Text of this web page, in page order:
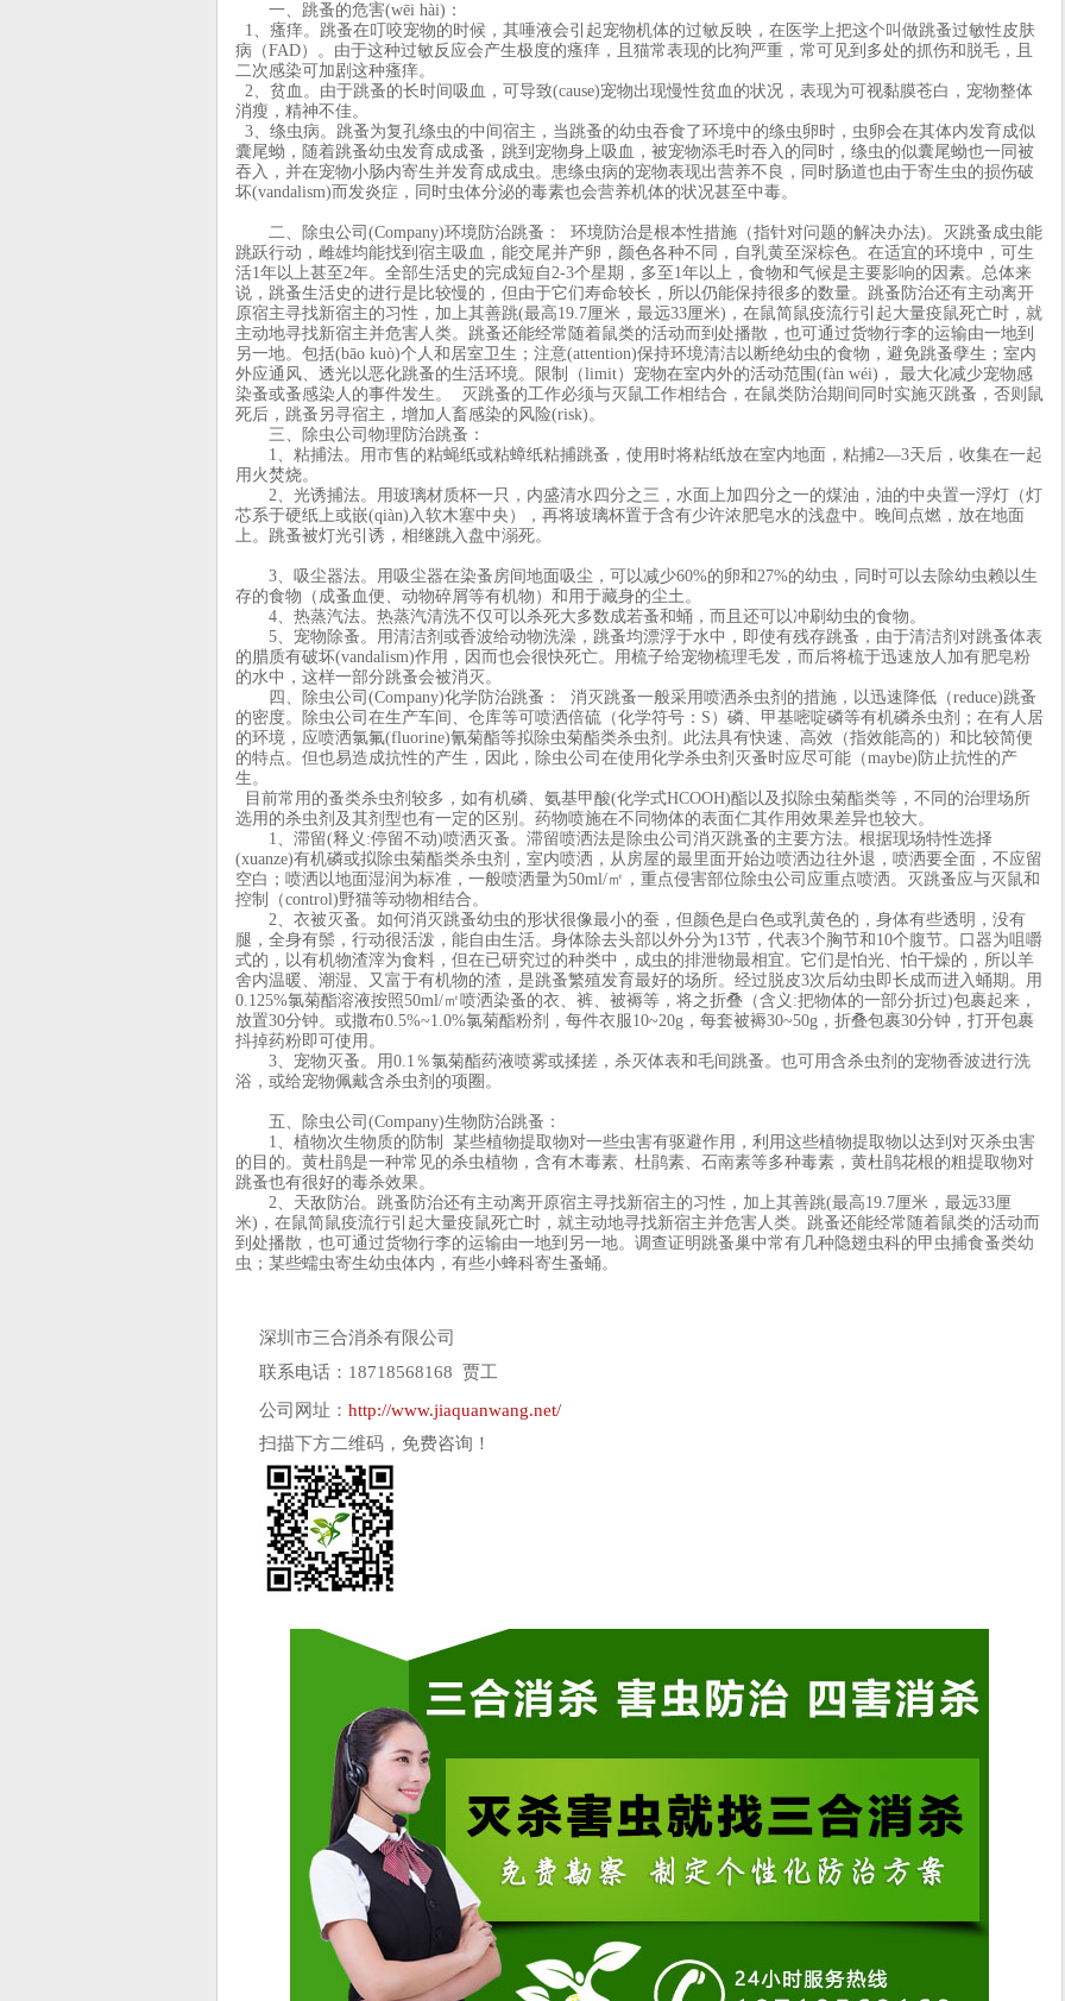
一、跳蚤的危害(wēi hài)：
1、瘙痒。跳蚤在叮咬宠物的时候，其唾液会引起宠物机体的过敏反映，在医学上把这个叫做跳蚤过敏性皮肤
病（FAD）。由于这种过敏反应会产生极度的瘙痒，且猫常表现的比狗严重，常可见到多处的抓伤和脱毛，且
二次感染可加剧这种瘙痒。
2、贫血。由于跳蚤的长时间吸血，可导致(cause)宠物出现慢性贫血的状况，表现为可视黏膜苍白，宠物整体
消瘦，精神不佳。
3、绦虫病。跳蚤为复孔绦虫的中间宿主，当跳蚤的幼虫吞食了环境中的绦虫卵时，虫卵会在其体内发育成似
囊尾蚴，随着跳蚤幼虫发育成成蚤，跳到宠物身上吸血，被宠物添毛时吞入的同时，绦虫的似囊尾蚴也一同被
吞入，并在宠物小肠内寄生并发育成成虫。患绦虫病的宠物表现出营养不良，同时肠道也由于寄生虫的损伤破
坏(vandalism)而发炎症，同时虫体分泌的毒素也会营养机体的状况甚至中毒。
二、除虫公司(Company)环境防治跳蚤： 环境防治是根本性措施（指针对问题的解决办法)。灭跳蚤成虫能
跳跃行动，雌雄均能找到宿主吸血，能交尾并产卵，颜色各种不同，自乳黄至深棕色。在适宜的环境中，可生
活1年以上甚至2年。全部生活史的完成短自2-3个星期，多至1年以上，食物和气候是主要影响的因素。总体来
说，跳蚤生活史的进行是比较慢的，但由于它们寿命较长，所以仍能保持很多的数量。跳蚤防治还有主动离开
原宿主寻找新宿主的习性，加上其善跳(最高19.7厘米，最远33厘米)，在鼠简鼠疫流行引起大量疫鼠死亡时，就
主动地寻找新宿主并危害人类。跳蚤还能经常随着鼠类的活动而到处播散，也可通过货物行李的运输由一地到
另一地。包括(bāo kuò)个人和居室卫生；注意(attention)保持环境清洁以断绝幼虫的食物，避免跳蚤孽生；室内
外应通风、透光以恶化跳蚤的生活环境。限制（limit）宠物在室内外的活动范围(fàn wéi)， 最大化减少宠物感
染蚤或蚤感染人的事件发生。 灭跳蚤的工作必须与灭鼠工作相结合，在鼠类防治期间同时实施灭跳蚤，否则鼠
死后，跳蚤另寻宿主，增加人畜感染的风险(risk)。
三、除虫公司物理防治跳蚤：
1、粘捕法。用市售的粘蝇纸或粘蟑纸粘捕跳蚤，使用时将粘纸放在室内地面，粘捕2—3天后，收集在一起
用火焚烧。
2、光诱捕法。用玻璃材质杯一只，内盛清水四分之三，水面上加四分之一的煤油，油的中央置一浮灯（灯
芯系于硬纸上或嵌(qiàn)入软木塞中央），再将玻璃杯置于含有少许浓肥皂水的浅盘中。晚间点燃，放在地面
上。跳蚤被灯光引诱，相继跳入盘中溺死。
3、吸尘器法。用吸尘器在染蚤房间地面吸尘，可以减少60%的卵和27%的幼虫，同时可以去除幼虫赖以生
存的食物（成蚤血便、动物碎屑等有机物）和用于藏身的尘土。
4、热蒸汽法。热蒸汽清洗不仅可以杀死大多数成若蚤和蛹，而且还可以冲刷幼虫的食物。
5、宠物除蚤。用清洁剂或香波给动物洗澡，跳蚤均漂浮于水中，即使有残存跳蚤，由于清洁剂对跳蚤体表
的腊质有破坏(vandalism)作用，因而也会很快死亡。用梳子给宠物梳理毛发，而后将梳于迅速放人加有肥皂粉
的水中，这样一部分跳蚤会被消灭。
四、除虫公司(Company)化学防治跳蚤： 消灭跳蚤一般采用喷洒杀虫剂的措施，以迅速降低（reduce)跳蚤
的密度。除虫公司在生产车间、仓库等可喷洒倍硫（化学符号：S）磷、甲基嘧啶磷等有机磷杀虫剂；在有人居
的环境，应喷洒氯氟(fluorine)氰菊酯等拟除虫菊酯类杀虫剂。此法具有快速、高效（指效能高的）和比较简便
的特点。但也易造成抗性的产生，因此，除虫公司在使用化学杀虫剂灭蚤时应尽可能（maybe)防止抗性的产
生。
目前常用的蚤类杀虫剂较多，如有机磷、氨基甲酸(化学式HCOOH)酯以及拟除虫菊酯类等，不同的治理场所
选用的杀虫剂及其剂型也有一定的区别。药物喷施在不同物体的表面仁其作用效果差异也较大。
1、滞留(释义:停留不动)喷洒灭蚤。滞留喷洒法是除虫公司消灭跳蚤的主要方法。根据现场特性选择
(xuanze)有机磷或拟除虫菊酯类杀虫剂，室内喷洒，从房屋的最里面开始边喷洒边往外退，喷洒要全面，不应留
空白；喷洒以地面湿润为标准，一般喷洒量为50ml/㎡，重点侵害部位除虫公司应重点喷洒。灭跳蚤应与灭鼠和
控制（control)野猫等动物相结合。
2、衣被灭蚤。如何消灭跳蚤幼虫的形状很像最小的蚕，但颜色是白色或乳黄色的，身体有些透明，没有
腿，全身有鬃，行动很活泼，能自由生活。身体除去头部以外分为13节，代表3个胸节和10个腹节。口器为咀嚼
式的，以有机物渣滓为食料，但在已研究过的种类中，成虫的排泄物最相宜。它们是怕光、怕干燥的，所以羊
舍内温暖、潮湿、又富于有机物的渣，是跳蚤繁殖发育最好的场所。经过脱皮3次后幼虫即长成而进入蛹期。用
0.125%氯菊酯溶液按照50ml/㎡喷洒染蚤的衣、裤、被褥等，将之折叠（含义:把物体的一部分折过)包裹起来，
放置30分钟。或撒布0.5%~1.0%氯菊酯粉剂，每件衣服10~20g，每套被褥30~50g，折叠包裹30分钟，打开包裹
抖掉药粉即可使用。
3、宠物灭蚤。用0.1％氯菊酯药液喷雾或揉搓，杀灭体表和毛间跳蚤。也可用含杀虫剂的宠物香波进行洗
浴，或给宠物佩戴含杀虫剂的项圈。
五、除虫公司(Company)生物防治跳蚤：
1、植物次生物质的防制 某些植物提取物对一些虫害有驱避作用，利用这些植物提取物以达到对灭杀虫害
的目的。黄杜鹃是一种常见的杀虫植物，含有木毒素、杜鹃素、石南素等多种毒素，黄杜鹃花根的粗提取物对
跳蚤也有很好的毒杀效果。
2、天敌防治。跳蚤防治还有主动离开原宿主寻找新宿主的习性，加上其善跳(最高19.7厘米，最远33厘
米)，在鼠简鼠疫流行引起大量疫鼠死亡时，就主动地寻找新宿主并危害人类。跳蚤还能经常随着鼠类的活动而
到处播散，也可通过货物行李的运输由一地到另一地。调查证明跳蚤巢中常有几种隐翅虫科的甲虫捕食蚤类幼
虫；某些蠕虫寄生幼虫体内，有些小蜂科寄生蚤蛹。
深圳市三合消杀有限公司
联系电话：18718568168 贾工
公司网址： http://www.jiaquanwang.net/
扫描下方二维码，免费咨询！